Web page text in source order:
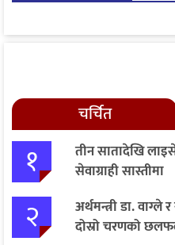
चर्चित
१
तीन सातादेखि
सेवाग्राही सास्तीमा
२
अर्थमन्त्री डा. वाग्ले
दोस्रो चरणको